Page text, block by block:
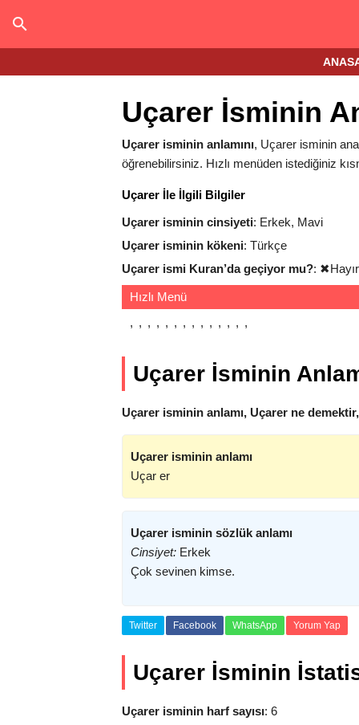
Uçarer İsminin
Uçarer isminin anlamını, Uçarer isminin
öğrenebilirsiniz. Hızlı menüden istediğiniz
Uçarer İle İlgili Bilgiler
Uçarer isminin cinsiyeti: Erkek, Mavi
Uçarer isminin kökeni: Türkçe
Uçarer ismi Kuran’da geçiyor mu?: ✖Hayır
Hızlı Menü
Uçarer İsminin
Uçarer isminin anlamı, Uçarer ne
Uçarer isminin anlamı
Uçar er
Uçarer isminin sözlük anlamı
Cinsiyet: Erkek
Çok sevinen kimse.
Twitter Facebook WhatsApp Yorum Yap
Uçarer İsminin
Uçarer isminin harf sayısı: 6